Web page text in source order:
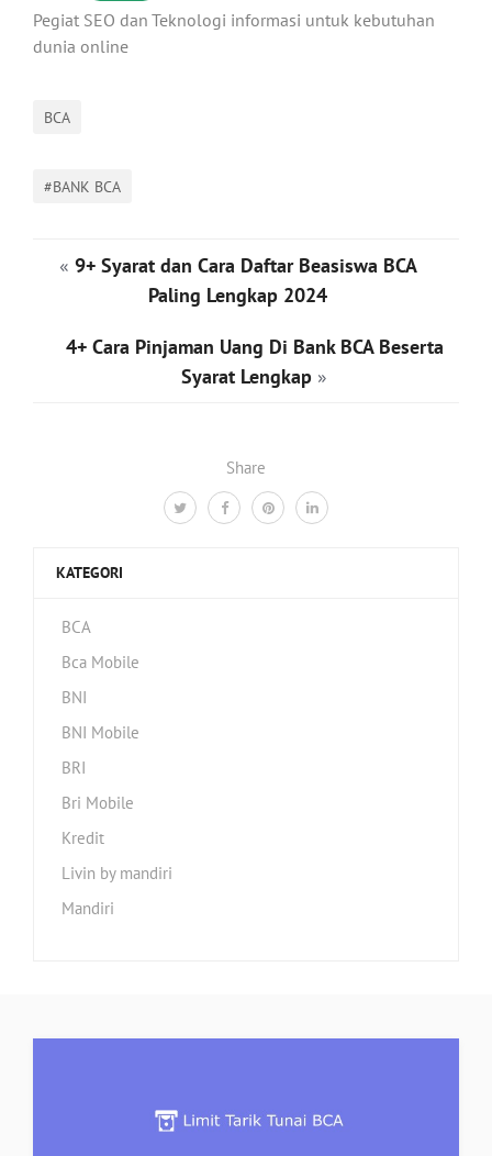
Share
Pegiat SEO dan Teknologi informasi untuk kebutuhan
dunia online
BCA
#BANK BCA
« 9+ Syarat dan Cara Daftar Beasiswa BCA
Paling Lengkap 2024
4+ Cara Pinjaman Uang Di Bank BCA Beserta
Syarat Lengkap »
KATEGORI
BCA
Bca Mobile
BNI
BNI Mobile
BRI
Bri Mobile
Kredit
Livin by mandiri
Mandiri